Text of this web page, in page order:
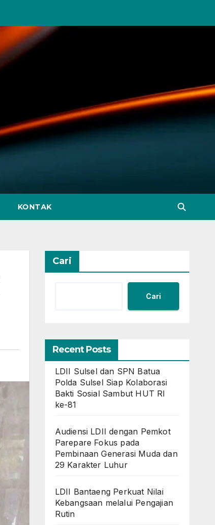
KONTAK
Cari
Cari
Recent Posts
LDII Sulsel dan SPN Batua
Polda Sulsel Siap Kolaborasi
Bakti Sosial Sambut HUT RI
ke-81
Audiensi LDII dengan Pemkot
Parepare Fokus pada
Pembinaan Generasi Muda dan
29 Karakter Luhur
LDII Bantaeng Perkuat Nilai
Kebangsaan melalui Pengajian
Rutin